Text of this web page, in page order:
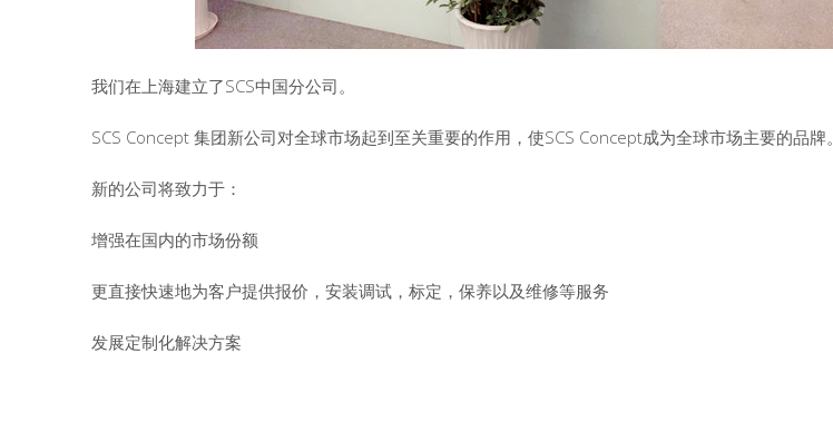
我们在上海建立了SCS中国分公司。
SCS Concept 集团新公司对全球市场起到至关重要的作用，使SCS Concept成为全球市场主要的品牌。
新的公司将致力于：
增强在国内的市场份额
更直接快速地为客户提供报价，安装调试，标定，保养以及维修等服务
发展定制化解决方案